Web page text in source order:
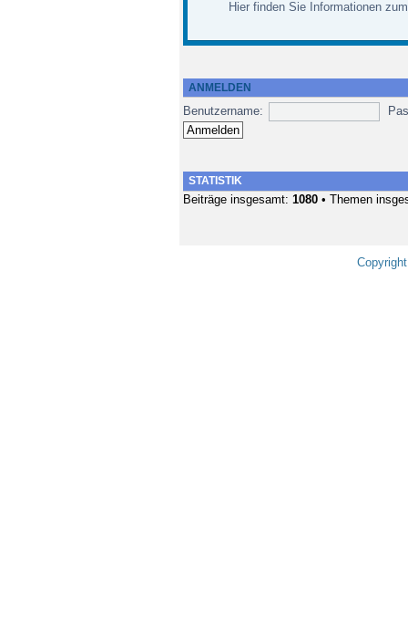
Hier finden Sie Informationen
ANMELDEN
Benutzername:
STATISTIK
Beiträge insgesamt: 1080• Themen